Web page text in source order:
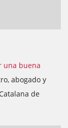
una buena
abogado y
de